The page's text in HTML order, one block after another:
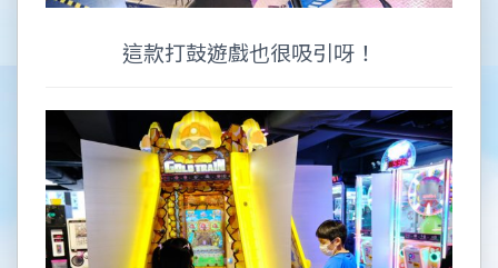
這款打鼓遊戲也很吸引呀！